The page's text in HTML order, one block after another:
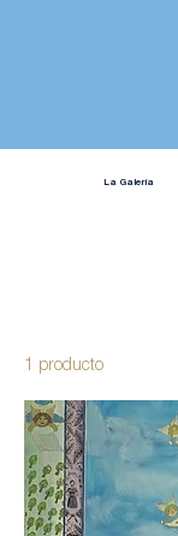
La Galería
1 producto